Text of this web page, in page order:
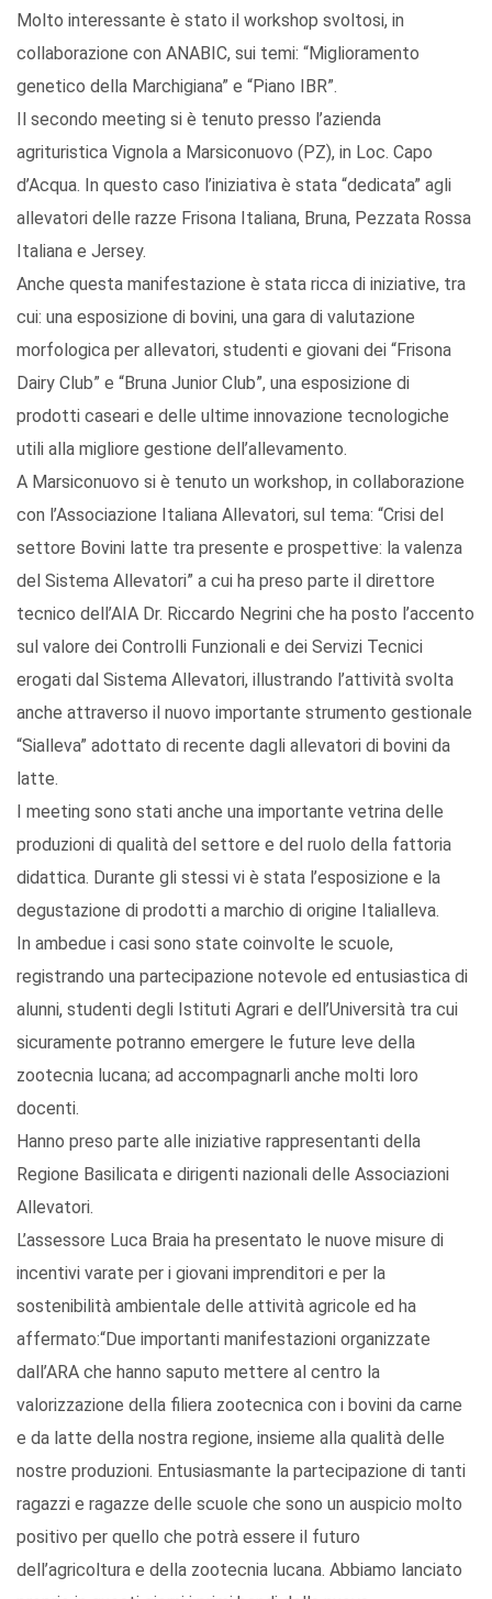
Molto interessante è stato il workshop svoltosi, in
collaborazione con ANABIC, sui temi: “Miglioramento
genetico della Marchigiana” e “Piano IBR”.
Il secondo meeting si è tenuto presso l’azienda
agrituristica Vignola a Marsiconuovo (PZ), in Loc. Capo
d’Acqua. In questo caso l’iniziativa è stata “dedicata” agli
allevatori delle razze Frisona Italiana, Bruna, Pezzata Rossa
Italiana e Jersey.
Anche questa manifestazione è stata ricca di iniziative, tra
cui: una esposizione di bovini, una gara di valutazione
morfologica per allevatori, studenti e giovani dei “Frisona
Dairy Club” e “Bruna Junior Club”, una esposizione di
prodotti caseari e delle ultime innovazione tecnologiche
utili alla migliore gestione dell’allevamento.
A Marsiconuovo si è tenuto un workshop, in collaborazione
con l’Associazione Italiana Allevatori, sul tema: “Crisi del
settore Bovini latte tra presente e prospettive: la valenza
del Sistema Allevatori” a cui ha preso parte il direttore
tecnico dell’AIA Dr. Riccardo Negrini che ha posto l’accento
sul valore dei Controlli Funzionali e dei Servizi Tecnici
erogati dal Sistema Allevatori, illustrando l’attività svolta
anche attraverso il nuovo importante strumento gestionale
“Sialleva” adottato di recente dagli allevatori di bovini da
latte.
I meeting sono stati anche una importante vetrina delle
produzioni di qualità del settore e del ruolo della fattoria
didattica. Durante gli stessi vi è stata l’esposizione e la
degustazione di prodotti a marchio di origine Italialleva.
In ambedue i casi sono state coinvolte le scuole,
registrando una partecipazione notevole ed entusiastica di
alunni, studenti degli Istituti Agrari e dell’Università tra cui
sicuramente potranno emergere le future leve della
zootecnia lucana; ad accompagnarli anche molti loro
docenti.
Hanno preso parte alle iniziative rappresentanti della
Regione Basilicata e dirigenti nazionali delle Associazioni
Allevatori.
L’assessore Luca Braia ha presentato le nuove misure di
incentivi varate per i giovani imprenditori e per la
sostenibilità ambientale delle attività agricole ed ha
affermato:“Due importanti manifestazioni organizzate
dall’ARA che hanno saputo mettere al centro la
valorizzazione della filiera zootecnica con i bovini da carne
e da latte della nostra regione, insieme alla qualità delle
nostre produzioni. Entusiasmante la partecipazione di tanti
ragazzi e ragazze delle scuole che sono un auspicio molto
positivo per quello che potrà essere il futuro
dell’agricoltura e della zootecnia lucana. Abbiamo lanciato